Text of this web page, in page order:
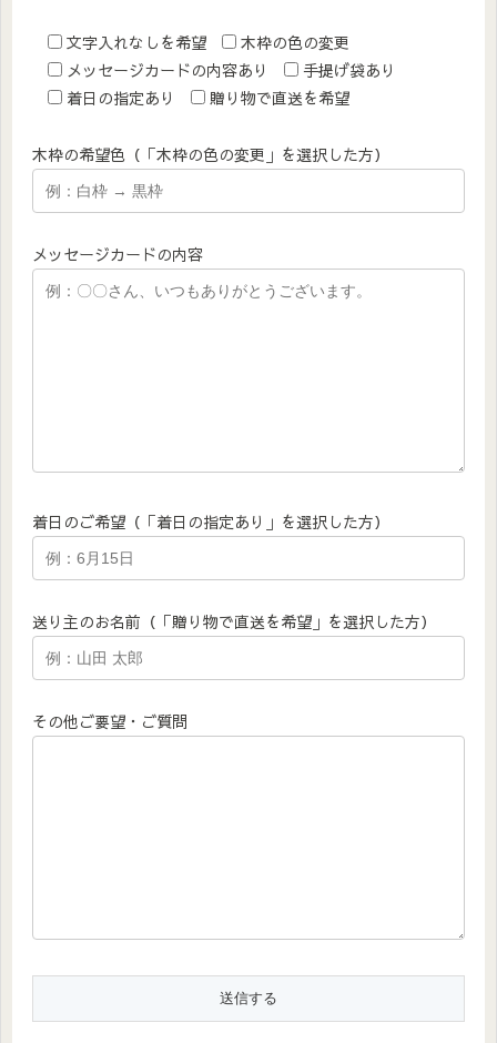
文字入れなしを希望
木枠の色の変更
メッセージカードの内容あり
手提げ袋あり
着日の指定あり
贈り物で直送を希望
木枠の希望色（「木枠の色の変更」を選択した方）
メッセージカードの内容
着日のご希望（「着日の指定あり」を選択した方）
送り主のお名前（「贈り物で直送を希望」を選択した方）
その他ご要望・ご質問